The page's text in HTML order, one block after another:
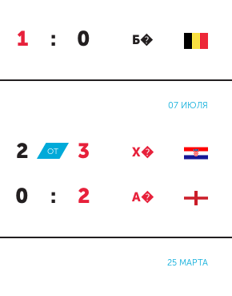
1 : 0 Б�
07 ИЮЛЯ
2 : 3 Х�
ОТ
0 : 2 А�
25 МАРТА